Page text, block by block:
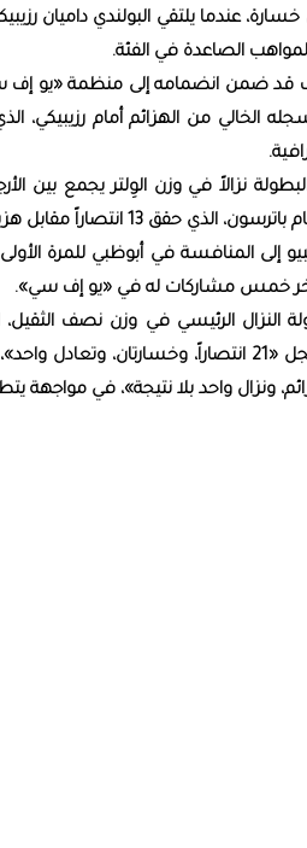
الصاعدة في الفئة.
قد ضمن انضمامه إلى منظمة «يو إف
الذي حقق 13 انتصاراً مقابل هزيمتين.
خمس مشاركات له في «يو إف سي».
النزال الرئيسي في وزن نصف